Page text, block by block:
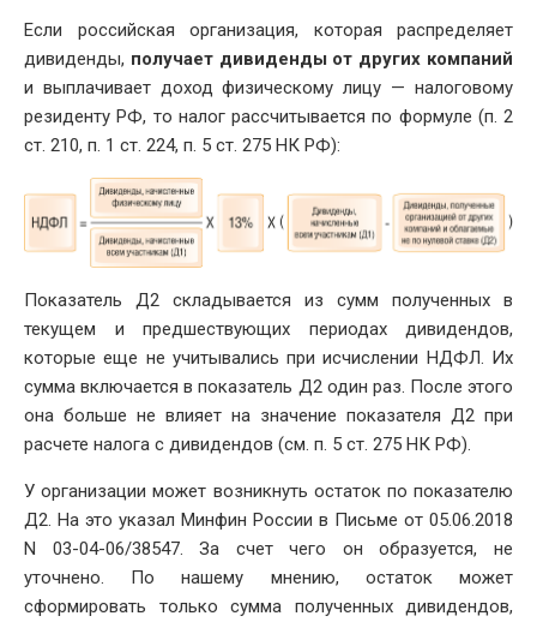
Если российская организация, которая распределяет
дивиденды, получает дивиденды от других компаний
и выплачивает доход физическому лицу — налоговому
резиденту РФ, то налог рассчитывается по формуле (п. 2
ст. 210, п. 1 ст. 224, п. 5 ст. 275 НК РФ):
Показатель Д2 складывается из сумм полученных в
текущем и предшествующих периодах дивидендов,
которые еще не учитывались при исчислении НДФЛ. Их
сумма включается в показатель Д2 один раз. После этого
она больше не влияет на значение показателя Д2 при
расчете налога с дивидендов (см. п. 5 ст. 275 НК РФ).
У организации может возникнуть остаток по показателю
Д2. На это указал Минфин России в Письме от 05.06.2018
N 03-04-06/38547. За счет чего он образуется, не
уточнено. По нашему мнению, остаток может
сформировать только сумма полученных дивидендов,